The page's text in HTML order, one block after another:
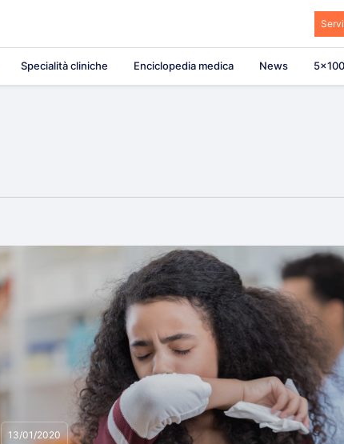
Specialità cliniche Enciclopedia medica News
13/01/2020